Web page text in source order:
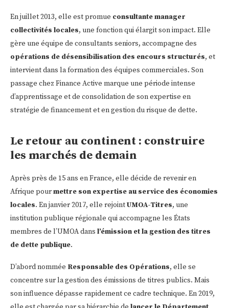
En juillet 2013, elle est promue consultante manager
collectivités locales, une fonction qui élargit son impact. Elle
gère une équipe de consultants seniors, accompagne des
opérations de désensibilisation des encours structurés, et
intervient dans la formation des équipes commerciales. Son
passage chez Finance Active marque une période intense
d’apprentissage et de consolidation de son expertise en
stratégie de financement et en gestion du risque de dette.
Le retour au continent : construire
les marchés de demain
Après près de 15 ans en France, elle décide de revenir en
Afrique pourmettre son expertise au service des économies
locales. En janvier 2017, elle rejointUMOA-Titres, une
institution publique régionale qui accompagne les États
membres de l’UMOA dans l’émission et la gestion des titres
de dette publique.
D’abord nommée Responsable des Opérations, elle se
concentre sur la gestion des émissions de titres publics. Mais
son influence dépasse rapidement ce cadre technique. En 2019,